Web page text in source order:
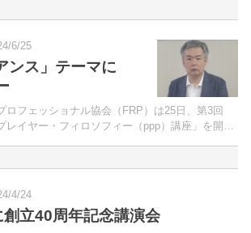
た宅地建物取引士（以下、「宅建...
6/25
ンス」テーマに
ロフェッショナル協会（FRP）は25日、第3回
レイヤー・フィロソフィー（ppp）講座」を開催
4/24
立40周年記念講演会